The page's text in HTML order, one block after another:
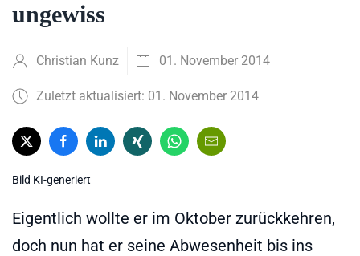
ungewiss
Christian Kunz 01. November 2014
Zuletzt aktualisiert: 01. November 2014
Bild KI-generiert
Eigentlich wollte er im Oktober zurückkehren,
doch nun hat er seine Abwesenheit bis ins